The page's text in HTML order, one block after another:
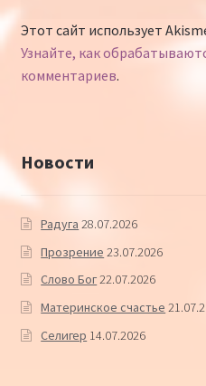
Этот сайт использует
Узнайте, как
комментариев.
Новости
Радуга 28.07.2026
Прозрение 23.07.2026
Слово Бог22.07.2026
Материнское счастье
Селигер 14.07.2026